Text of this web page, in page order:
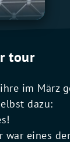
tour
im März
dazu:
war eines